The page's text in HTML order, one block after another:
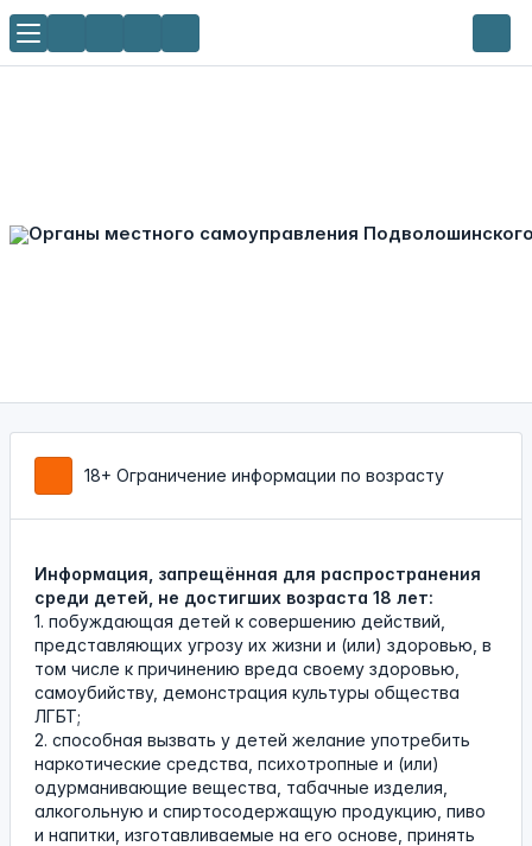
18+ Ограничение информации по возрасту
Информация, запрещённая для распространения
среди детей, не достигших возраста 18 лет:
1. побуждающая детей к совершению действий,
представляющих угрозу их жизни и (или) здоровью, в
том числе к причинению вреда своему здоровью,
самоубийству, демонстрация культуры общества
ЛГБТ;
2. способная вызвать у детей желание употребить
наркотические средства, психотропные и (или)
одурманивающие вещества, табачные изделия,
алкогольную и спиртосодержащую продукцию, пиво
и напитки, изготавливаемые на его основе, принять